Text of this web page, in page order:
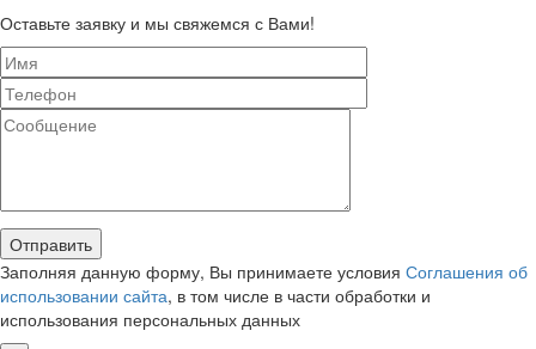
Оставьте заявку и мы свяжемся с Вами!
Заполняя данную форму, Вы принимаете условия Соглашения об
использовании сайта, в том числе в части обработки и
использования персональных данных